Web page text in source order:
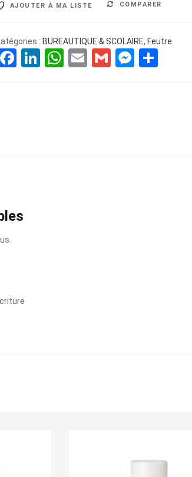
AJOUTER À MA LISTE COMPARER
: BUREAUTIQUE & SCOLAIRE, Feutre
Facebook
LinkedIn
WhatsApp
EmailGmail